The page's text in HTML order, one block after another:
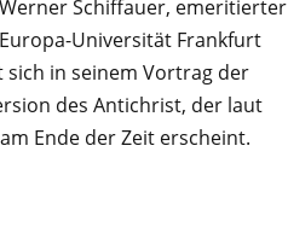
Schiffauer, emeritierter
Universität Frankfurt
sich in seinem Vortrag der
des Antichrist, der laut
Ende der Zeit erscheint.